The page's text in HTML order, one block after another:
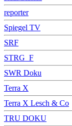
reporter
Spiegel TV
SRF
STRG_F
SWR Doku
Terra X
Terra X Lesch & Co
TRU DOKU